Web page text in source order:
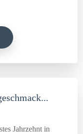
Jahrzehnt in